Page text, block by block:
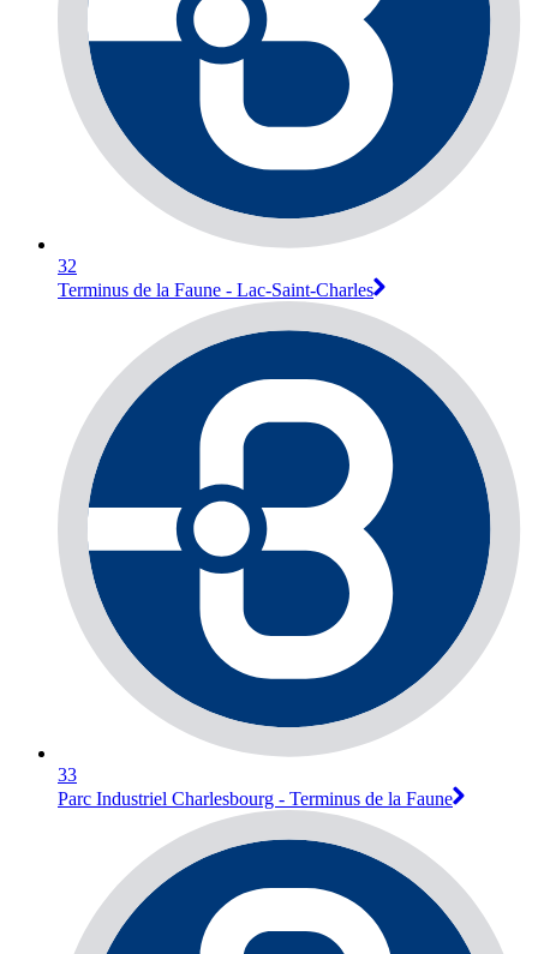
32
Terminus de la Faune - Lac-Saint-Charles
33
Parc Industriel Charlesbourg - Terminus de la Faune